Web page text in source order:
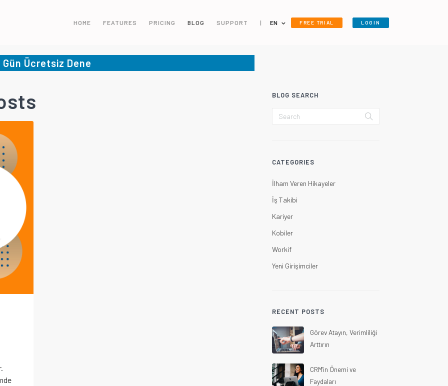
HOME FEATURES PRICING BLOG SUPPORT | EN FREE TRIAL LOGIN
Gün Ücretsiz Dene
BLOG SEARCH
CATEGORIES
İlham Veren Hikayeler
İş Takibi
Kariyer
Kobiler
Workif
Yeni Girişimciler
RECENT POSTS
Görev Atayın, Verimliliği
Arttırın
CRM'in Önemi ve
Faydaları